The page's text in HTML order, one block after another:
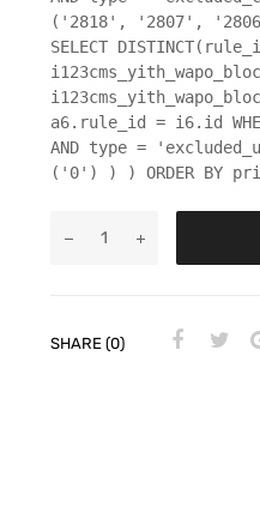
('2818', '2807',
SELECT
a6.rule_id = i6.id
AND type =
('0') ) ) ORDER BY
SHARE (0)